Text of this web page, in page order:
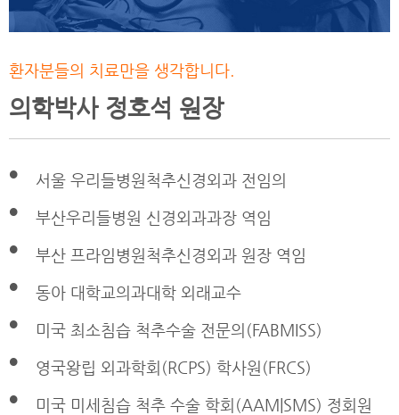
환자분들의 치료만을 생각합니다.
의학박사 정호석 원장
서울 우리들병원척추신경외과 전임의
부산우리들병원 신경외과과장 역임
부산 프라임병원척추신경외과 원장 역임
동아 대학교의과대학 외래교수
미국 최소침습 척추수술 전문의(FABMISS)
영국왕립 외과학회(RCPS) 학사원(FRCS)
미국 미세침습 척추 수술 학회(AAM|SMS) 정회원